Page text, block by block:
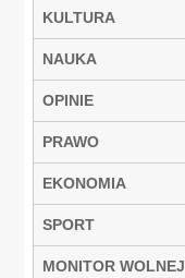
KULTURA
NAUKA
OPINIE
PRAWO
EKONOMIA
SPORT
MONITOR WOLNEJ